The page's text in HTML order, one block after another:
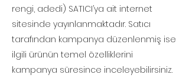
rengi, adedi) SATICI’ya ait internet
sitesinde yayınlanmaktadır. Satıcı
tarafından kampanya düzenlenmiş ise
ilgili ürünün temel özelliklerini
kampanya süresince inceleyebilirsiniz.